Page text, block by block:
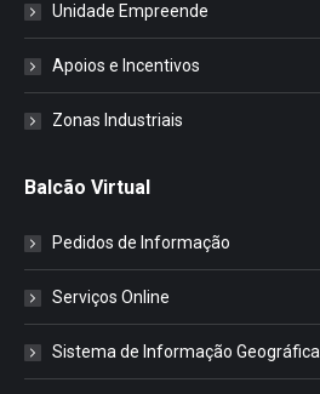
Unidade Empreende
Apoios e Incentivos
Zonas Industriais
Balcão Virtual
Pedidos de Informação
Serviços Online
Sistema de Informação Geográfica